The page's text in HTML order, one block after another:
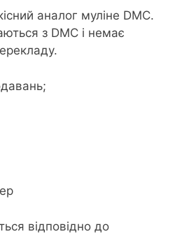
аналог муліне DMC.
з DMC і немає
відповідно до